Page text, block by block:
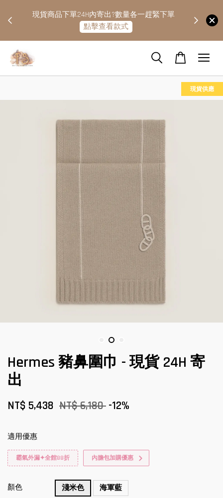
現貨商品下單24H內寄出?數量各一趕緊下單
點擊查看款式
現貨供應
Hermes 豬鼻圍巾 - 現貨 24H 寄
出
NT$ 5,438 NT$ 6,180 -12%
適用優惠
霸氣外漏✦全館88折 內膽包加購優惠
顏色 淺米色 海軍藍